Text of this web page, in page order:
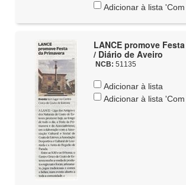
Adicionar à lista
LANCE promove
/ Diário de Aveiro
NCB: 51135
Adicionar à lista
Adicionar à lista